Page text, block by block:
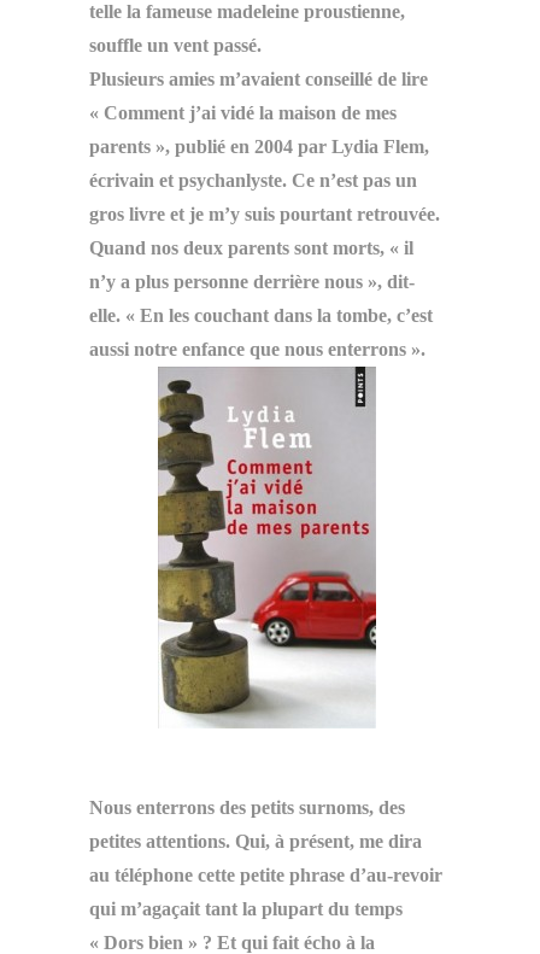
telle la fameuse madeleine proustienne,
souffle un vent passé.
Plusieurs amies m’avaient conseillé de lire
« Comment j’ai vidé la maison de mes
parents », publié en 2004 par Lydia Flem,
écrivain et psychanlyste. Ce n’est pas un
gros livre et je m’y suis pourtant retrouvée.
Quand nos deux parents sont morts, « il
n’y a plus personne derrière nous », dit-
elle. « En les couchant dans la tombe, c’est
aussi notre enfance que nous enterrons ».
Nous enterrons des petits surnoms, des
petites attentions. Qui, à présent, me dira
au téléphone cette petite phrase d’au-revoir
qui m’agaçait tant la plupart du temps
« Dors bien » ? Et qui fait écho à la